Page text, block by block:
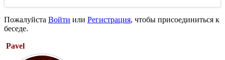
Пожалуйста Войти или Регистрация, чтобы присоединиться к
беседе.
Pavel